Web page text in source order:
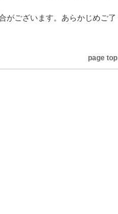
がございます。あらかじめご了
page top